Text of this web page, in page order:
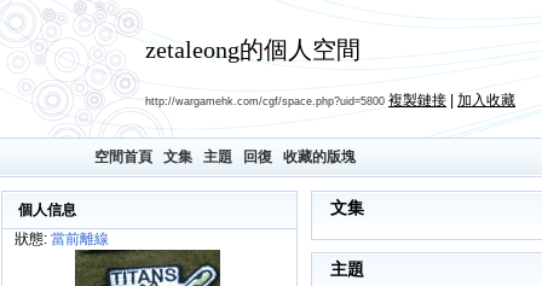
zetaleong的個人空間
http://wargamehk.com/cgf/space.php?uid=5800 複製鏈接 | 加入收藏
空間首頁 文集 主題 回復 收藏的版塊
個人信息
狀態: 當前離線
文集
主題